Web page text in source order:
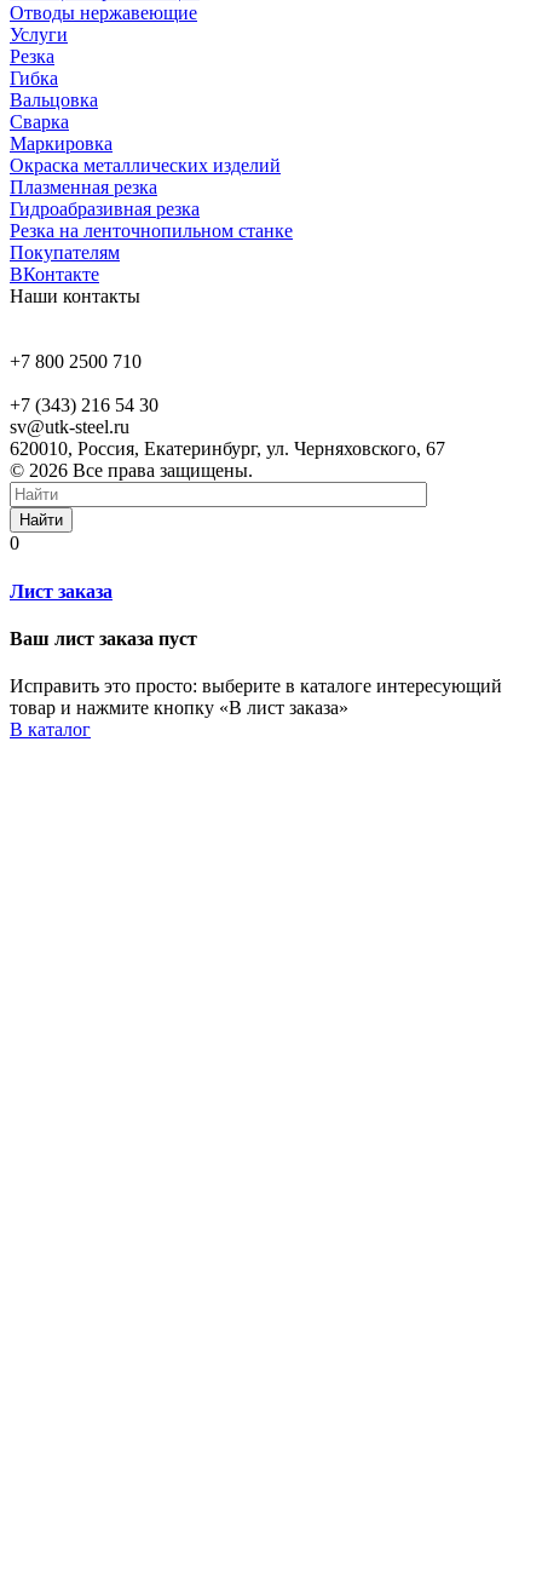
Отводы нержавеющие
Услуги
Резка
Гибка
Вальцовка
Сварка
Маркировка
Окраска металлических изделий
Плазменная резка
Гидроабразивная резка
Резка на ленточнопильном станке
Покупателям
ВКонтакте
Наши контакты
+7 800 2500 710
+7 (343) 216 54 30
sv@utk-steel.ru
620010, Россия, Екатеринбург, ул. Черняховского, 67
© 2026 Все права защищены.
Найти
0
Лист заказа
Ваш лист заказа пуст
Исправить это просто: выберите в каталоге интересующий
товар и нажмите кнопку «В лист заказа»
В каталог